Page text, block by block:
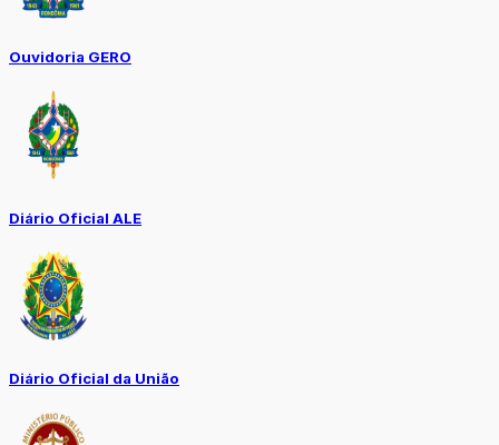
Ouvidoria GERO
Diário Oficial ALE
Diário Oficial da União